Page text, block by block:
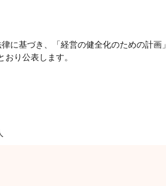
に基づき、「経営の健全化のための計画」
り公表します。